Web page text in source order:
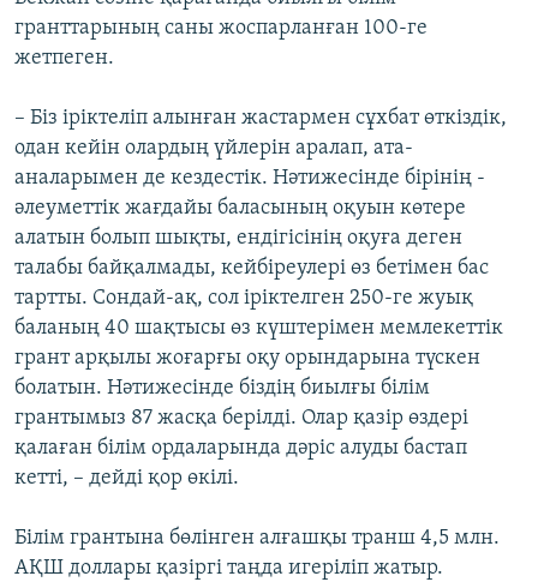
гранттарының саны жоспарланған 100-ге
жетпеген.
– Біз іріктеліп алынған жастармен сұхбат өткіздік,
одан кейін олардың үйлерін аралап, ата-
аналарымен де кездестік. Нәтижесінде бірінің -
әлеуметтік жағдайы баласының оқуын көтере
алатын болып шықты, ендігісінің оқуға деген
талабы байқалмады, кейбіреулері өз бетімен бас
тартты. Сондай-ақ, сол іріктелген 250-ге жуық
баланың 40 шақтысы өз күштерімен мемлекеттік
грант арқылы жоғарғы оқу орындарына түскен
болатын. Нәтижесінде біздің биылғы білім
грантымыз 87 жасқа берілді. Олар қазір өздері
қалаған білім ордаларында дәріс алуды бастап
кетті, – дейді қор өкілі.
Білім грантына бөлінген алғашқы транш 4,5 млн.
АҚШ доллары қазіргі таңда игеріліп жатыр.